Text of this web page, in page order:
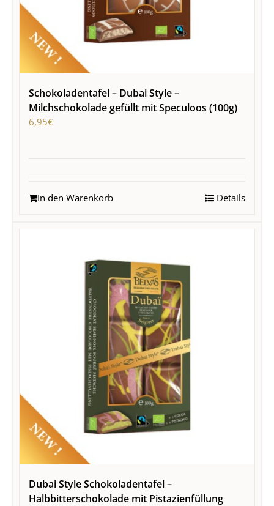
Schokoladentafel – Dubai Style –
Milchschokolade gefüllt mit Speculoos (100g)
6,95€
In den Warenkorb Details
Dubai Style Schokoladentafel –
Halbbitterschokolade mit Pistazienfüllung